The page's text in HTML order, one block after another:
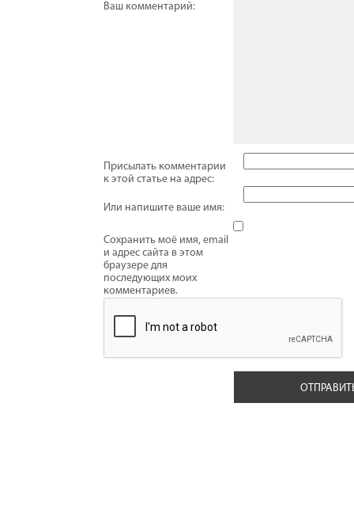
Ваш комментарий:
Присылать комментарии
к этой статье на адрес:
Или напишите ваше имя:
Сохранить моё имя, email
и адрес сайта в этом
браузере для
последующих моих
комментариев.